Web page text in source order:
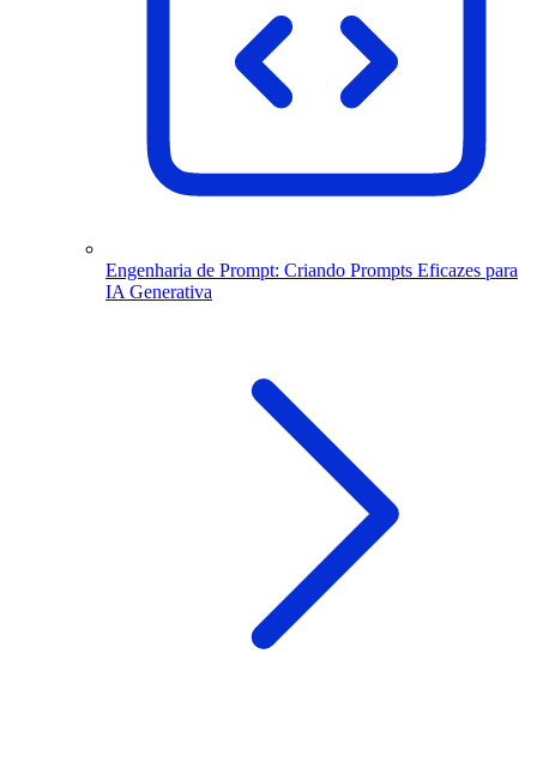
Engenharia de Prompt: Criando Prompts Eficazes para
IA Generativa